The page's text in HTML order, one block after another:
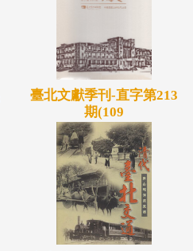
臺北文獻季刊-直字第213
期(109